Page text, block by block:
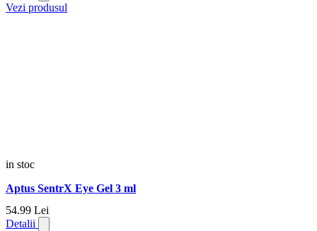
Vezi produsul
in stoc
Aptus SentrX Eye Gel 3 ml
54.99 Lei
Detalii